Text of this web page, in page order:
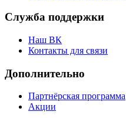
Служба поддержки
Наш ВК
Контакты для связи
Дополнительно
Партнёрская программа
Акции